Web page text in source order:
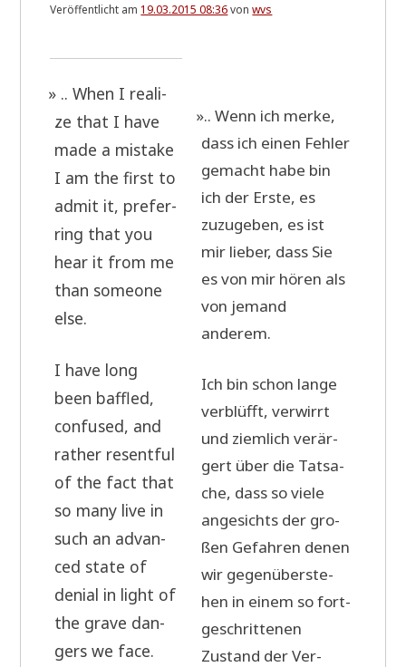
Veröffentlicht am 19.03.2015 08:36vonwvs
» .. When I rea­li­
ze that I have
made a mista­ke
I am the first to
admit it, pre­fer­
ring that you
hear it from me
than someone
else.
I have long
been baf­f­led,
con­fu­sed, and
rather res­entful
of the fact that
so many live in
such an advan­
ced sta­te of
deni­al in light of
the gra­ve dan­
gers we face.
».. Wenn ich mer­ke,
dass ich einen Feh­ler
gemacht habe bin
ich der Erste, es
zuzu­ge­ben, es ist
mir lie­ber, dass Sie
es von mir hören als
von jemand
anderem.
Ich bin schon lan­ge
ver­blüfft, ver­wirrt
und ziem­lich ver­är­
gert über die Tat­sa­
che, dass so vie­le
ange­sichts der gro­
ßen Gefah­ren denen
wir gegen­über­ste­
hen in einem so fort­
ge­schrit­te­nen
Zustand der Ver­